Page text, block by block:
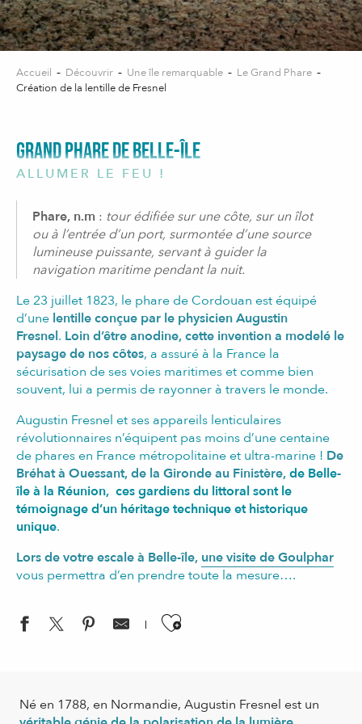
Accueil Découvrir Une île remarquable
Le Grand Phare
Création de la lentille de Fresnel
GRAND PHARE DE BELLE-ÎLE
ALLUMER LE FEU !
Phare, n.m : tour édifiée sur une côte, sur un îlot
ou à l’entrée d’un port, surmontée d’une source
lumineuse puissante, servant à guider la
navigation maritime pendant la nuit.
Le 23 juillet 1823, le phare de Cordouan est équipé
d’une lentille conçue par le physicien Augustin
Fresnel. Loin d’être anodine, cette invention a modelé le
paysage de nos côtes, a assuré à la France la
sécurisation de ses voies maritimes et comme bien
souvent, lui a permis de rayonner à travers le monde.
Augustin Fresnel et ses appareils lenticulaires
révolutionnaires n’équipent pas moins d’une centaine
de phares en France métropolitaine et ultra-marine ! De
Bréhat à Ouessant, de la Gironde au Finistère,de Belle-
île à la Réunion, ces gardiens du littoral sont le
témoignage d’un héritage technique et historique
unique.
Lors de votre escale à Belle-île, une visite de Goulphar
vous permettra d’en prendre toute la mesure….
Ajouter aux favoris
Né en 1788, en Normandie, Augustin Fresnel est un